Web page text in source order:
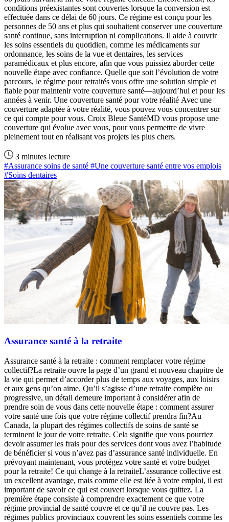
conditions préexistantes sont couvertes lorsque la conversion est
effectuée dans ce délai de 60 jours. Ce régime est conçu pour les
personnes de 50 ans et plus qui souhaitent conserver une couverture
santé continue, sans interruption ni complications. Il aide à couvrir
les soins essentiels du quotidien, comme les médicaments sur
ordonnance, les soins de la vue et dentaires, les services
paramédicaux et plus encore, afin que vous puissiez aborder cette
nouvelle étape avec confiance. Quelle que soit l’évolution de votre
parcours, le régime pour retraités vous offre une solution simple et
fiable pour maintenir votre couverture santé—aujourd’hui et pour les
années à venir. Une couverture santé pour votre réalité Avec une
couverture adaptée à votre réalité, vous pouvez vous concentrer sur
ce qui compte pour vous. Croix Bleue SantéMD vous propose une
couverture qui évolue avec vous, pour vous permettre de vivre
pleinement tout en réalisant vos projets les plus chers.
3 minutes lecture
#Assurance soins de santé #Une couverture santé entre vos emplois
#Soins dentaires
Assurance santé à la retraite
Assurance santé à la retraite : comment remplacer votre régime
collectif?La retraite ouvre la page d’un grand et nouveau chapitre de
la vie qui permet d’accorder plus de temps aux voyages, aux loisirs
et aux gens qu’on aime. Qu’il s’agisse d’une retraite complète ou
progressive, un détail demeure important à considérer afin de
prendre soin de vous dans cette nouvelle étape : comment assurer
votre santé une fois que votre régime collectif prendra fin?Au
Canada, la plupart des régimes collectifs de soins de santé se
terminent le jour de votre retraite. Cela signifie que vous pourriez
devoir assumer les frais pour des services dont vous avez l’habitude
de bénéficier si vous n’avez pas d’assurance santé individuelle. En
prévoyant maintenant, vous protégez votre santé et votre budget
pour la retraite! Ce qui change à la retraiteL’assurance collective est
un excellent avantage, mais comme elle est liée à votre emploi, il est
important de savoir ce qui est couvert lorsque vous quittez. La
première étape consiste à comprendre exactement ce que votre
régime provincial de santé couvre et ce qu’il ne couvre pas. Les
régimes publics provinciaux couvrent les soins essentiels comme les